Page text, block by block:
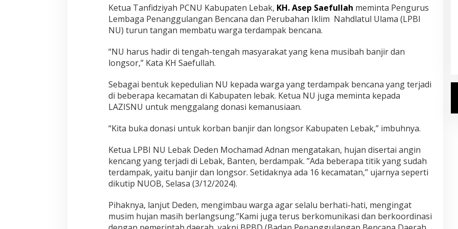
Ketua Tanfidziyah PCNU Kabupaten Lebak, KH. Asep Saefullah meminta Pengurus
Lembaga Penanggulangan Bencana dan Perubahan Iklim Nahdlatul Ulama (LPBI
NU) turun tangan membatu warga terdampak bencana.
“NU harus hadir di tengah-tengah masyarakat yang kena musibah banjir dan
longsor,” Kata KH Saefullah.
Sebagai bentuk kepedulian NU kepada warga yang terdampak bencana yang terjadi
di beberapa kecamatan di Kabupaten lebak. Ketua NU juga meminta kepada
LAZISNU untuk menggalang donasi kemanusiaan.
“Kita buka donasi untuk korban banjir dan longsor Kabupaten Lebak,” imbuhnya.
Ketua LPBI NU Lebak Deden Mochamad Adnan mengatakan, hujan disertai angin
kencang yang terjadi di Lebak, Banten, berdampak. ’’Ada beberapa titik yang sudah
terdampak, yaitu banjir dan longsor. Setidaknya ada 16 kecamatan,’’ ujarnya seperti
dikutip NUOB, Selasa (3/12/2024).
Pihaknya, lanjut Deden, mengimbau warga agar selalu berhati-hati, mengingat
musim hujan masih berlangsung.’’Kami juga terus berkomunikasi dan berkoordinasi
Di Haji | Senin, 20 Juli 2026